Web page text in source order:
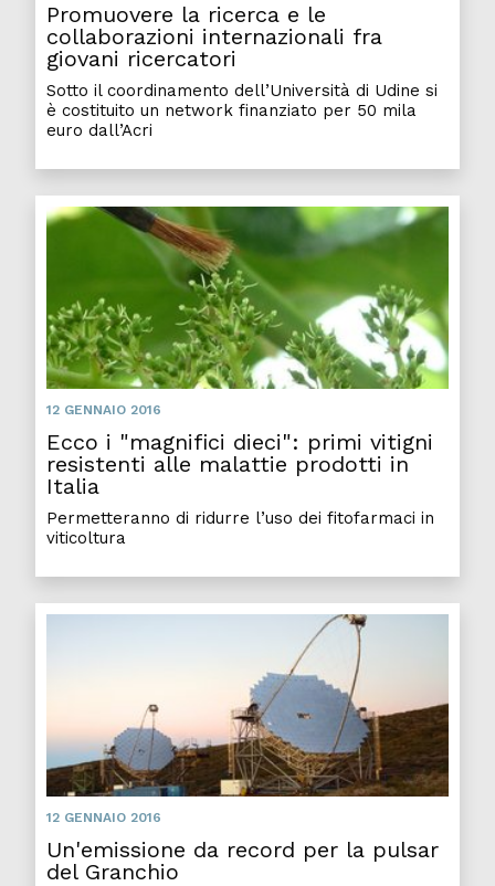
Promuovere la ricerca e le
collaborazioni internazionali fra
giovani ricercatori
Sotto il coordinamento dell’Università di Udine si
è costituito un network finanziato per 50 mila
euro dall’Acri
12 GENNAIO 2016
Ecco i "magnifici dieci": primi vitigni
resistenti alle malattie prodotti in
Italia
Permetteranno di ridurre l’uso dei fitofarmaci in
viticoltura
12 GENNAIO 2016
Un'emissione da record per la pulsar
del Granchio